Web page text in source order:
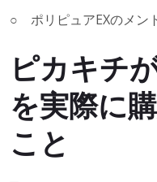
○ ポリピュアEXのメン
ピカキチ
を実際に
こと